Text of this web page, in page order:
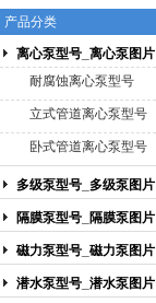
上海博禹泵业有限公司
产品分类
离心泵型号_离心泵图片
耐腐蚀离心泵型号
立式管道离心泵型号
卧式管道离心泵型号
多级泵型号_多级泵图片
隔膜泵型号_隔膜泵图片
磁力泵型号_磁力泵图片
潜水泵型号_潜水泵图片